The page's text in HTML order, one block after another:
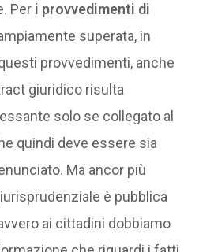
Per i provvedimenti di
superata, in
provvedimenti, anche
giuridico risulta
solo se collegato al
quindi deve essere sia
Ma ancor più
è pubblica
ai cittadini dobbiamo